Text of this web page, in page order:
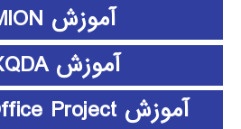
آموزش LUMION
آموزش MAXQDA
آموزش Microsoft Office Project